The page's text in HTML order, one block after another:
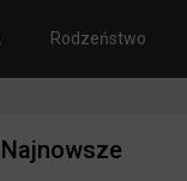
Rodzeństwo
Najnowsze